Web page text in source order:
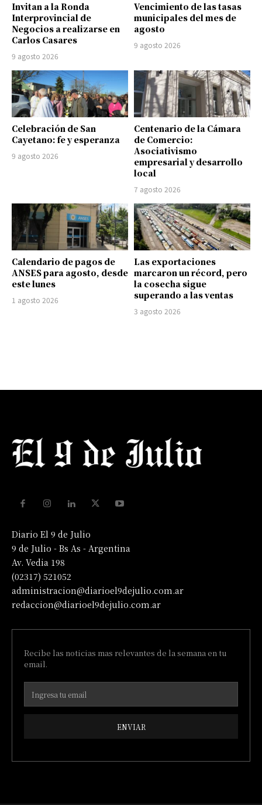
Invitan a la Ronda
Interprovincial de
Negocios a realizarse en
Carlos Casares
9 agosto 2026
Vencimiento de las tasas
municipales del mes de
agosto
9 agosto 2026
Celebración de San
Cayetano: fe y esperanza
9 agosto 2026
Centenario de la Cámara
de Comercio:
Asociativismo
empresarial y desarrollo
local
7 agosto 2026
Calendario de pagos de
ANSES para agosto, desde
este lunes
1 agosto 2026
Las exportaciones
marcaron un récord, pero
la cosecha sigue
superando a las ventas
3 agosto 2026
Diario El 9 de Julio
9 de Julio - Bs As - Argentina
Av. Vedia 198
(02317) 521052
administracion@diarioel9dejulio.com.ar
redaccion@diarioel9dejulio.com.ar
Recibe las noticias mas relevantes de la semana en tu
email.
ENVIAR